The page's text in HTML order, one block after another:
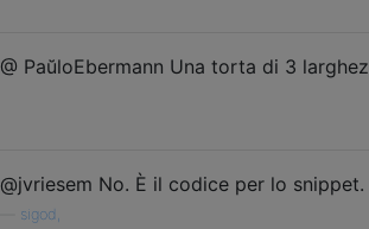
@ PaŭloEbermann Una torta di 3
@jvriesem No. È il codice per lo snippet.
sigod,